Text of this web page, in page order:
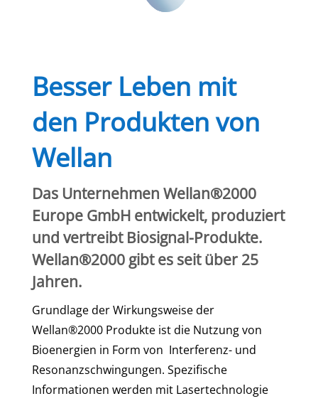
Besser Leben mit
den Produkten von
Wellan
Das Unternehmen Wellan®2000
Europe GmbH entwickelt, produziert
und vertreibt Biosignal-Produkte.
Wellan®2000 gibt es seit über 25
Jahren.
Grundlage der Wirkungsweise der
Wellan®2000 Produkte ist die Nutzung von
Bioenergien in Form von Interferenz- und
Resonanzschwingungen. Spezifische
Informationen werden mit Lasertechnologie